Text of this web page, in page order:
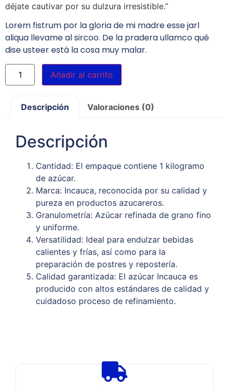
déjate cautivar por su dulzura irresistible.”
Lorem fistrum por la gloria de mi madre esse jarl
aliqua llevame al sircoo. De la pradera ullamco qué
dise usteer está la cosa muy malar.
Añadir al carrito
Descripción Valoraciones (0)
Descripción
Cantidad: El empaque contiene 1 kilogramo
de azúcar.
Marca: Incauca, reconocida por su calidad y
pureza en productos azucareros.
Granulometría: Azúcar refinada de grano fino
y uniforme.
Versatilidad: Ideal para endulzar bebidas
calientes y frías, así como para la
preparación de postres y repostería.
Calidad garantizada: El azúcar Incauca es
producido con altos estándares de calidad y
cuidadoso proceso de refinamiento.